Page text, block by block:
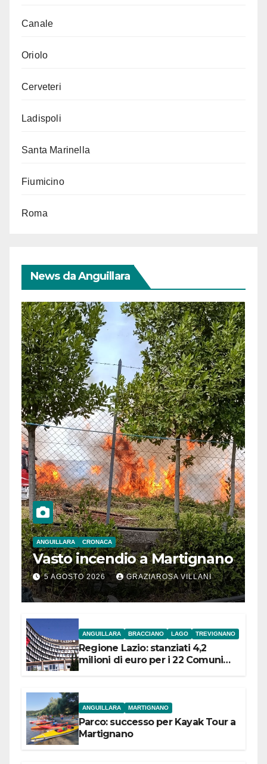
Canale
Oriolo
Cerveteri
Ladispoli
Santa Marinella
Fiumicino
Roma
News da Anguillara
ANGUILLARA CRONACA
Vasto incendio a Martignano
5 AGOSTO 2026 GRAZIAROSA VILLANI
ANGUILLARA BRACCIANO LAGO TREVIGNANO
Regione Lazio: stanziati 4,2
milioni di euro per i 22 Comuni
ANGUILLARA MARTIGNANO
Parco: successo per Kayak Tour a
Martignano